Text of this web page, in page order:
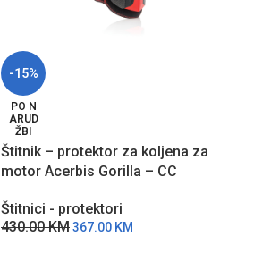
-15%
PO N
ARUD
ŽBI
Štitnik – protektor za koljena za
motor Acerbis Gorilla – CC
Štitnici - protektori
430.00KM367.00 KM